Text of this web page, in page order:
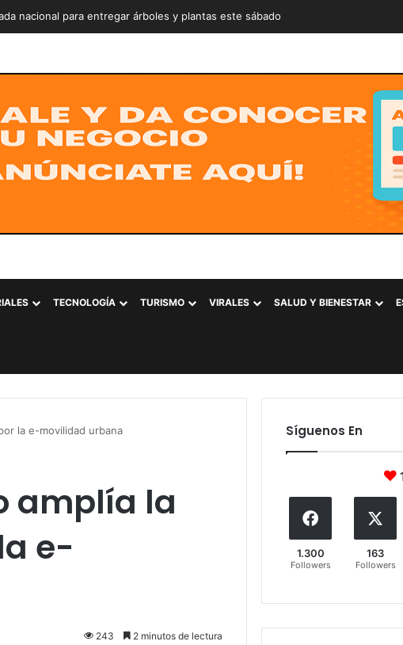
nacional para entregar árboles y plantas este sábado
TECNOLOGÍA TURISMO VIRALES SALUD Y BIENESTAR
la e-movilidad urbana
amplía la
e-
243 2 minutos de lectura
Síguenos En
1.300
Followers
163
Followers